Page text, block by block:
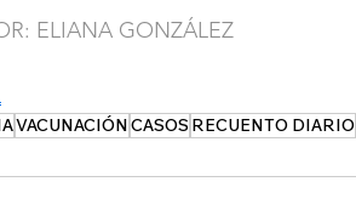
ELIANA GONZÁLEZ
VACUNACIÓNCASOS RECUENTO DIARIO